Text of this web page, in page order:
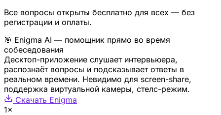
Все вопросы открыты бесплатно для всех — без
регистрации и оплаты.
🎯 Enigma AI — помощник прямо во время
собеседования
Десктоп-приложение слушает интервьюера,
распознаёт вопросы и подсказывает ответы в
реальном времени. Невидимо для screen-share,
поддержка виртуальной камеры, стелс-режим.
Скачать Enigma
1×